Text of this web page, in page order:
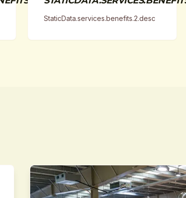
StaticData.services.benefits.2.desc